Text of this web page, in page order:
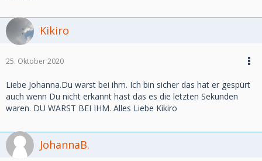
Kikiro
25. Oktober 2020
Liebe Johanna.Du warst bei ihm. Ich bin sicher das hat er gespürt
auch wenn Du nicht erkannt hast das es die letzten Sekunden
waren. DU WARST BEI IHM. Alles Liebe Kikiro
JohannaB.